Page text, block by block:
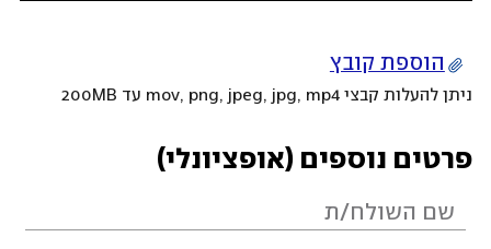
הוספת קובץ
ניתן להעלות קבצי mov, png, jpeg, jpg, mp4 עד 200MB
פרטים נוספים (אופציונלי)